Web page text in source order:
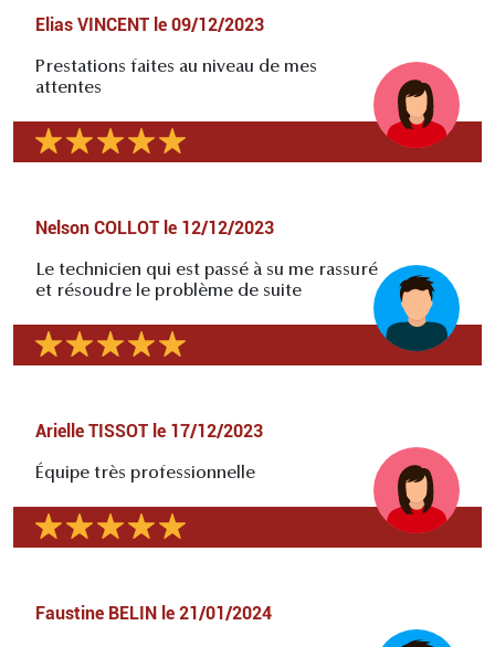
Elias VINCENT le 09/12/2023
Prestations faites au niveau de mes
attentes
Nelson COLLOT le 12/12/2023
Le technicien qui est passé à su me rassuré
et résoudre le problème de suite
Arielle TISSOT le 17/12/2023
Équipe très professionnelle
Faustine BELIN le 21/01/2024